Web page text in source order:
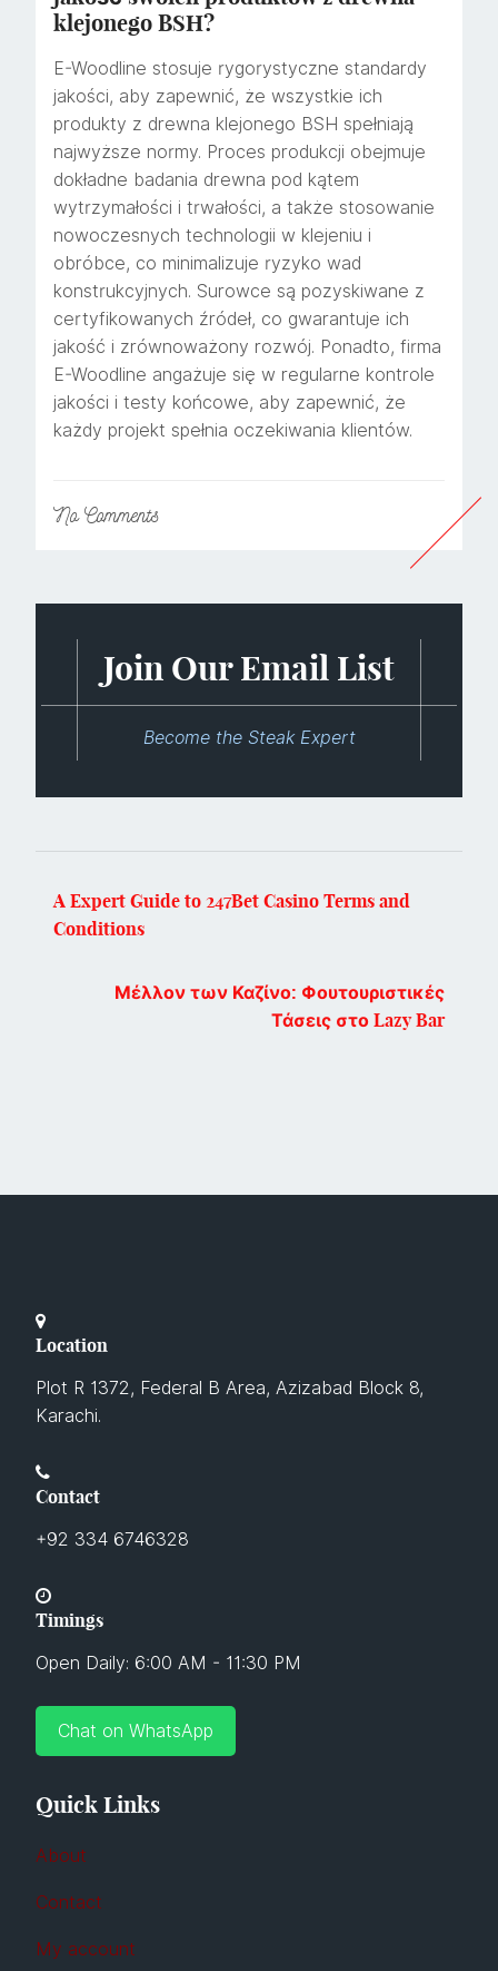
klejonego BSH?
E-Woodline stosuje rygorystyczne standardy
jakości, aby zapewnić, że wszystkie ich
produkty z drewna klejonego BSH spełniają
najwyższe normy. Proces produkcji obejmuje
dokładne badania drewna pod kątem
wytrzymałości i trwałości, a także stosowanie
nowoczesnych technologii w klejeniu i
obróbce, co minimalizuje ryzyko wad
konstrukcyjnych. Surowce są pozyskiwane z
certyfikowanych źródeł, co gwarantuje ich
jakość i zrównoważony rozwój. Ponadto, firma
E-Woodline angażuje się w regularne kontrole
jakości i testy końcowe, aby zapewnić, że
każdy projekt spełnia oczekiwania klientów.
NoComments
Join Our Email List
Become the Steak Expert
A Expert Guide to 247Bet Casino Terms and
Conditions
Μέλλον των Καζίνο: Φουτουριστικές
Τάσεις στο Lazy Bar
Location
Plot R 1372, Federal B Area, Azizabad Block 8,
Karachi.
Contact
+92 334 6746328
Timings
Open Daily: 6:00 AM - 11:30 PM
Chat on WhatsApp
Quick Links
About
Contact
My account